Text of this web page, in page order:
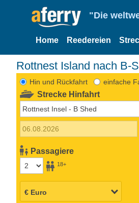
"Die
Home Reedereien
Rottnest Island nach B-
Hin und Rückfahrt einfache
Strecke Hinfahrt
Passagiere
18+